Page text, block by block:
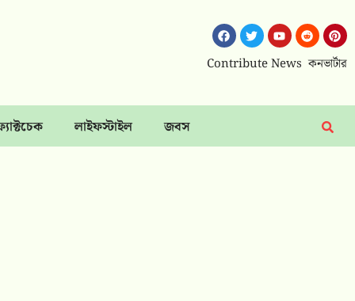
Contribute News কনভার্টার
লাইফস্টাইল জবস